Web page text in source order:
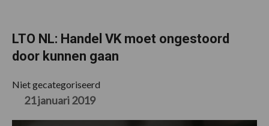
LTO NL: Handel VK moet ongestoord
door kunnen gaan
Niet gecategoriseerd
21 januari 2019